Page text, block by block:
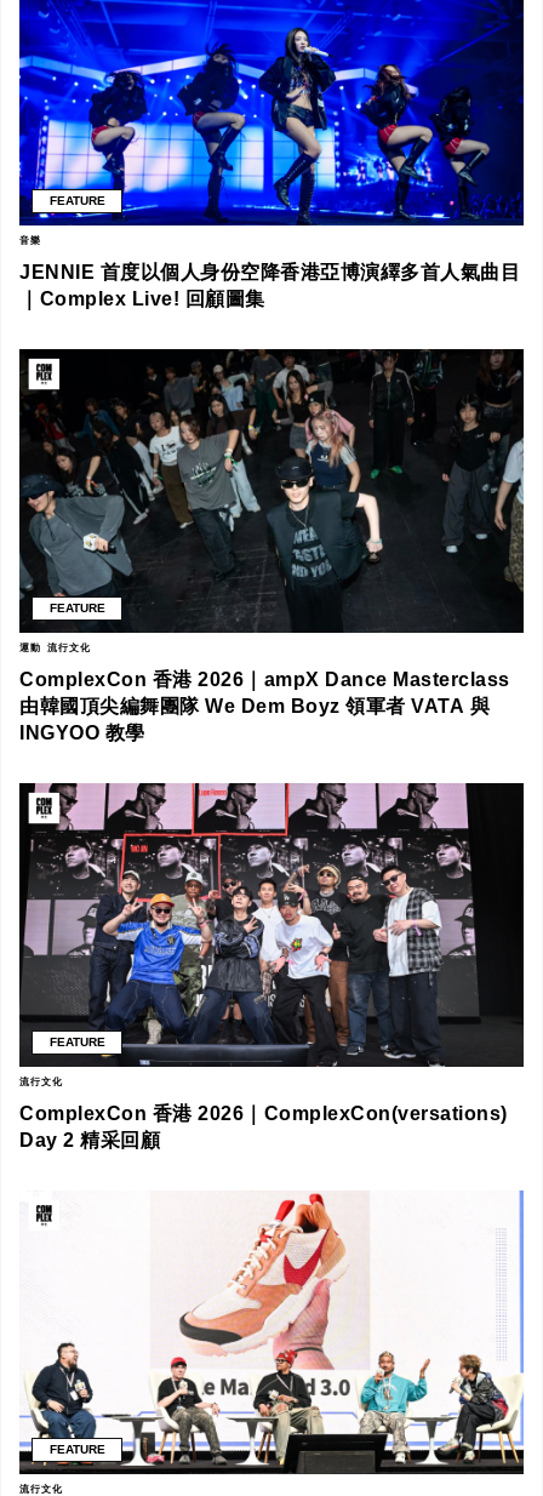
FEATURE
音樂
JENNIE 首度以個人身份空降香港亞博演繹多首人氣曲目
｜Complex Live! 回顧圖集
FEATURE
運動 流行文化
ComplexCon 香港 2026｜ampX Dance Masterclass
由韓國頂尖編舞團隊 We Dem Boyz 領軍者 VATA 與
INGYOO 教學
FEATURE
流行文化
ComplexCon 香港 2026｜ComplexCon(versations)
Day 2 精采回顧
FEATURE
流行文化